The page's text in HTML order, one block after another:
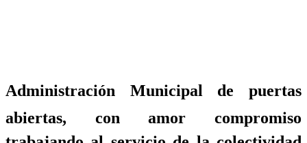
Administración Municipal de puertas
abiertas, con amor compromiso